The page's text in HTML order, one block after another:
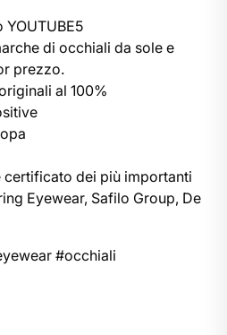
di occhiali da sole e
prezzo.
al 100%
dei più importanti
Eyewear, Safilo Group, De
#occhiali